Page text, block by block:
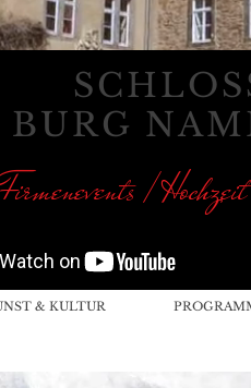
BURG
Firmenevents /
& KULTUR